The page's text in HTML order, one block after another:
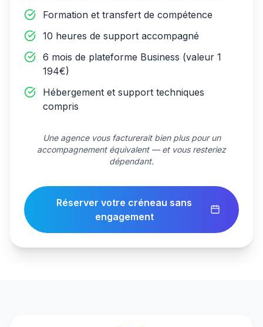
Formation et transfert de compétence
10 heures de support accompagné
6 mois de plateforme Business (valeur 1
194€)
Hébergement et support techniques
compris
Une agence vous facturerait bien plus pour un
accompagnement équivalent — et vous resteriez
dépendant.
Réserver votre créneau sans
engagement